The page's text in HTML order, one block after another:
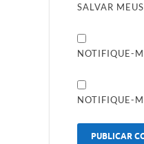
SALVAR
NOTIFIQUE-
NOTIFIQUE-